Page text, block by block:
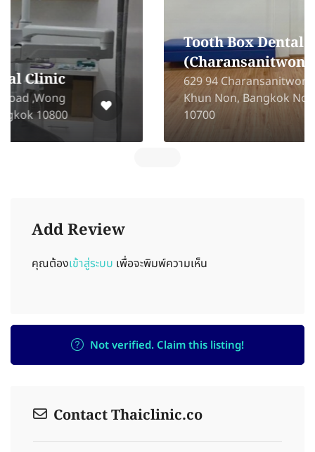
Tooth Box Dental Clinic
(Charansanitwong)
629 94 Charansanitwong Rd., Bang
Khun Non, Bangkok Noi, Bangkok
10700
Add Review
คุณต้องเข้าสู่ระบบ เพื่อจะพิมพ์ความเห็น
Not verified. Claim this listing!
Contact Thaiclinic.co